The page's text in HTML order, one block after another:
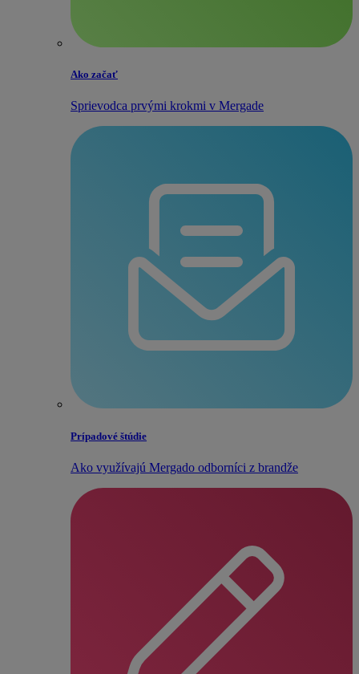
Ako začať
Sprievodca prvými krokmi v Mergade
Prípadové štúdie
Ako využívajú Mergado odborníci z brandže